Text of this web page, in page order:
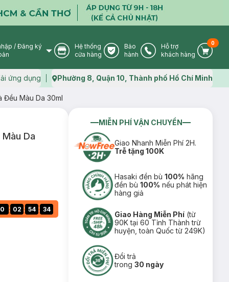
User Icon
/ Đăng ký
Store Icon
Hệ thống
cửa hàng
Warranty Icon
Bảo
hành
Phone Icon
Hỗ trợ
khách hàng
Cart
0
ứng dụng Map icon
Phường 8, Quận 10, Thành phố Hồ Chí Minh
Đều Màu Da 30ml
Da
0 : 02 : 54 : 33
MIỄN PHÍ VẬN CHUYỂN
Giao Nhanh Miễn Phí 2H.
Trễ tặng 100K
Hasaki đền bù100% hãng
đền bù100% nếu phát hiện
hàng giả
Giao Hàng Miễn Phí (từ
90K tại 60 Tỉnh Thành trừ
huyện, toàn Quốc từ 249K)
Đổi trả
trong30 ngày